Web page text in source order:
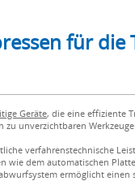
für
Geräte, die eine effiziente
zu unverzichtbaren
verfahrenstechnische
wie dem automatischen
ermöglicht